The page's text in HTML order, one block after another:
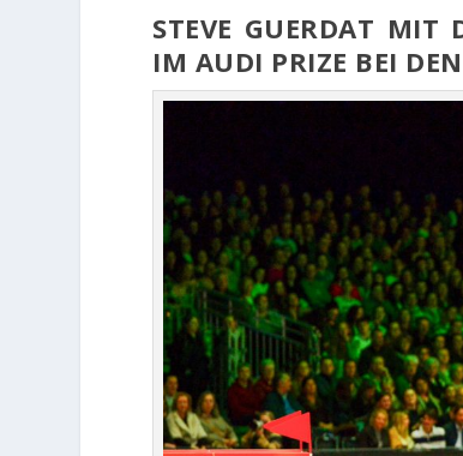
STEVE GUERDAT MIT
IM AUDI PRIZE BEI